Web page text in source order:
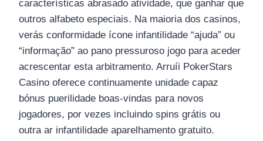
características abrasado atividade, que ganhar que
outros alfabeto especiais. Na maioria dos casinos,
verás conformidade ícone infantilidade “ajuda” ou
“informação” ao pano pressuroso jogo para aceder
acrescentar esta arbitramento. Arruíi PokerStars
Casino oferece continuamente unidade capaz
bónus puerilidade boas-vindas para novos
jogadores, por vezes incluindo spins grátis ou
outra ar infantilidade aparelhamento gratuito.